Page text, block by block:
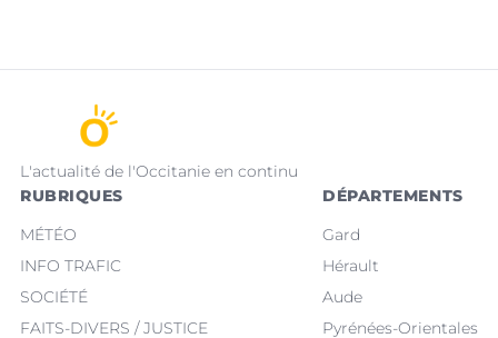
L'actualité de l'Occitanie en continu
RUBRIQUES
MÉTÉO
INFO TRAFIC
SOCIÉTÉ
FAITS-DIVERS / JUSTICE
DÉPARTEMENTS
Gard
Hérault
Aude
Pyrénées-Orientales